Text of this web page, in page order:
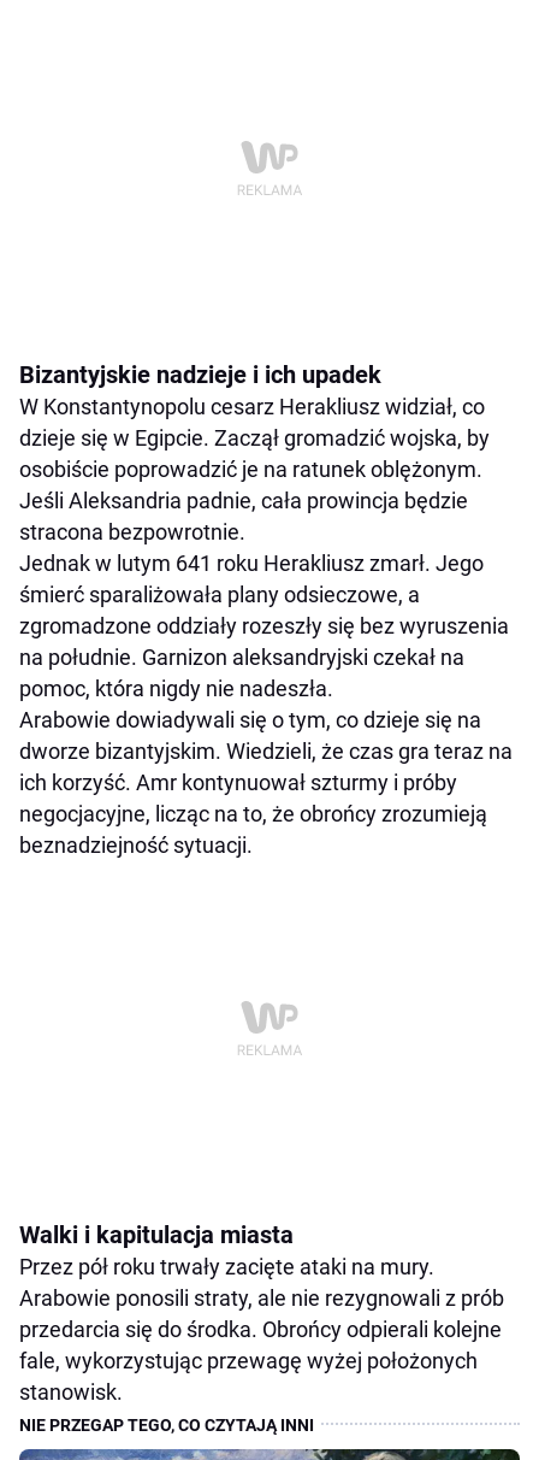
Bizantyjskie nadzieje i ich upadek
W Konstantynopolu cesarz Herakliusz widział, co
dzieje się w Egipcie. Zaczął gromadzić wojska, by
osobiście poprowadzić je na ratunek oblężonym.
Jeśli Aleksandria padnie, cała prowincja będzie
stracona bezpowrotnie.
Jednak w lutym 641 roku Herakliusz zmarł. Jego
śmierć sparaliżowała plany odsieczowe, a
zgromadzone oddziały rozeszły się bez wyruszenia
na południe. Garnizon aleksandryjski czekał na
pomoc, która nigdy nie nadeszła.
Arabowie dowiadywali się o tym, co dzieje się na
dworze bizantyjskim. Wiedzieli, że czas gra teraz na
ich korzyść. Amr kontynuował szturmy i próby
negocjacyjne, licząc na to, że obrońcy zrozumieją
beznadziejność sytuacji.
Walki i kapitulacja miasta
Przez pół roku trwały zacięte ataki na mury.
Arabowie ponosili straty, ale nie rezygnowali z prób
przedarcia się do środka. Obrońcy odpierali kolejne
fale, wykorzystując przewagę wyżej położonych
stanowisk.